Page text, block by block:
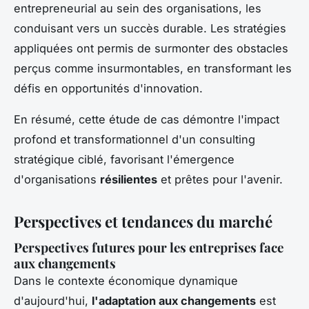
entrepreneurial au sein des organisations, les
conduisant vers un succès durable. Les stratégies
appliquées ont permis de surmonter des obstacles
perçus comme insurmontables, en transformant les
défis en opportunités d'innovation.
En résumé, cette étude de cas démontre l'impact
profond et transformationnel d'un consulting
stratégique ciblé, favorisant l'émergence
d'organisations résilientes et prêtes pour l'avenir.
Perspectives et tendances du marché
Perspectives futures pour les entreprises face
aux changements
Dans le contexte économique dynamique
d'aujourd'hui, l'adaptation aux changements est